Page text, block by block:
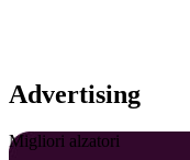
Advertising
Migliori alzatori